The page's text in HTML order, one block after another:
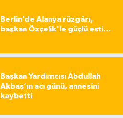
Berlin’de Alanya rüzgârı,
başkan Özçelik’le güçlü esti…
Başkan Yardımcısı Abdullah
Akbaş’ın acı günü, annesini
kaybetti